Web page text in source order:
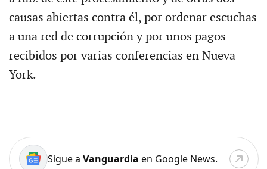
causas abiertas contra él, por ordenar escuchas
a una red de corrupción y por unos pagos
recibidos por varias conferencias en Nueva
York.
Sigue a Vanguardia en Google News.